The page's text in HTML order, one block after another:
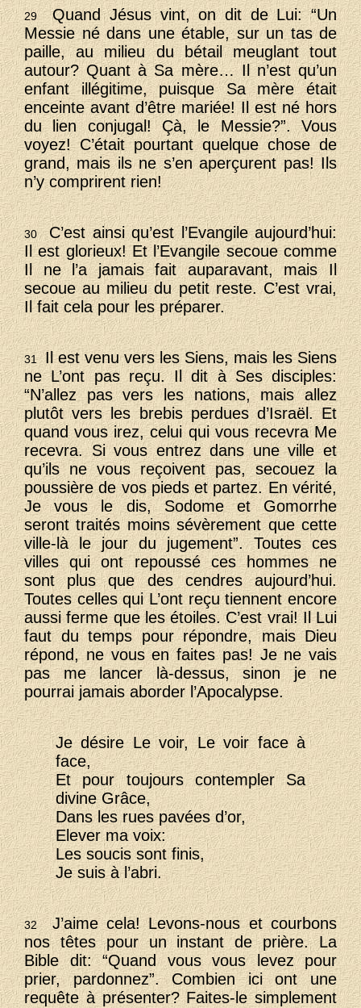
29Quand Jésus vint, on dit de Lui: “Un
Messie né dans une étable, sur un tas de
paille, au milieu du bétail meuglant tout
autour? Quant à Sa mère… Il n’est qu’un
enfant illégitime, puisque Sa mère était
enceinte avant d’être mariée! Il est né hors
du lien conjugal! Çà, le Messie?”. Vous
voyez! C’était pourtant quelque chose de
grand, mais ils ne s’en aperçurent pas! Ils
n’y comprirent rien!
30C’est ainsi qu’est l’Evangile aujourd’hui:
Il est glorieux! Et l’Evangile secoue comme
Il ne l’a jamais fait auparavant, mais Il
secoue au milieu du petit reste. C’est vrai,
Il fait cela pour les préparer.
31Il est venu vers les Siens, mais les Siens
ne L’ont pas reçu. Il dit à Ses disciples:
“N’allez pas vers les nations, mais allez
plutôt vers les brebis perdues d’Israël. Et
quand vous irez, celui qui vous recevra Me
recevra. Si vous entrez dans une ville et
qu’ils ne vous reçoivent pas, secouez la
poussière de vos pieds et partez. En vérité,
Je vous le dis, Sodome et Gomorrhe
seront traités moins sévèrement que cette
ville-là le jour du jugement”. Toutes ces
villes qui ont repoussé ces hommes ne
sont plus que des cendres aujourd’hui.
Toutes celles qui L’ont reçu tiennent encore
aussi ferme que les étoiles. C’est vrai! Il Lui
faut du temps pour répondre, mais Dieu
répond, ne vous en faites pas! Je ne vais
pas me lancer là-dessus, sinon je ne
pourrai jamais aborder l’Apocalypse.
Je désire Le voir, Le voir face à
face,
Et pour toujours contempler Sa
divine Grâce,
Dans les rues pavées d’or,
Elever ma voix:
Les soucis sont finis,
Je suis à l’abri.
32J’aime cela! Levons-nous et courbons
nos têtes pour un instant de prière. La
Bible dit: “Quand vous vous levez pour
prier, pardonnez”. Combien ici ont une
requête à présenter? Faites-le simplement